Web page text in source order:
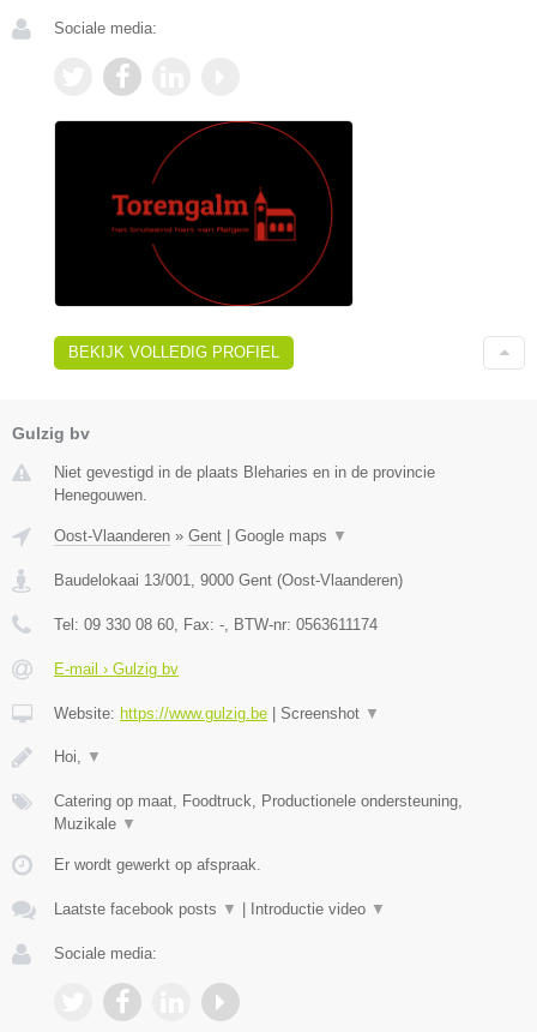
Sociale media:
BEKIJK VOLLEDIG PROFIEL
Gulzig bv
Niet gevestigd in de plaats Bleharies en in de provincie
Henegouwen.
Oost-Vlaanderen » Gent Google maps ▼
Baudelokaai 13/001 9000 Gent (Oost-Vlaanderen)
Tel: 09 330 08 60 , Fax: - , BTW-nr: 0563611174
E-mail › Gulzig bv
Website: https://www.gulzig.be Screenshot ▼
Hoi, ▼
Catering op maat, Foodtruck, Productionele ondersteuning,
Muzikale ▼
Er wordt gewerkt op afspraak.
Laatste facebook posts ▼ Introductie video ▼
Sociale media: